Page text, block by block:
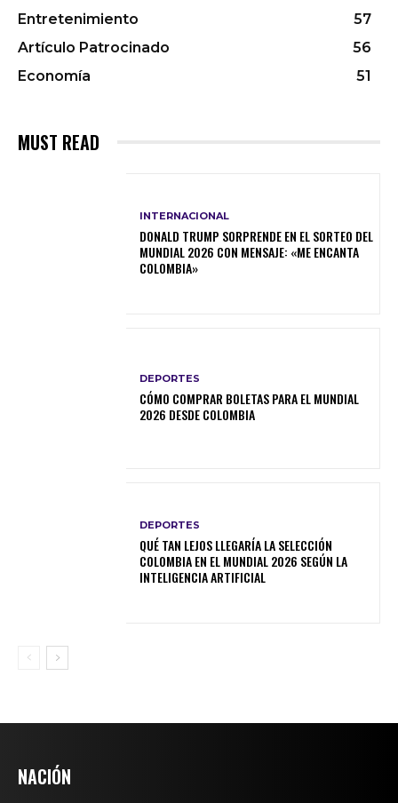
Entretenimiento
57
Artículo Patrocinado
56
Economía
51
MUST READ
INTERNACIONAL
DONALD TRUMP SORPRENDE EN EL SORTEO DEL
MUNDIAL 2026 CON MENSAJE: «ME ENCANTA
COLOMBIA»
DEPORTES
CÓMO COMPRAR BOLETAS PARA EL MUNDIAL
2026 DESDE COLOMBIA
DEPORTES
QUÉ TAN LEJOS LLEGARÍA LA SELECCIÓN
COLOMBIA EN EL MUNDIAL 2026 SEGÚN LA
INTELIGENCIA ARTIFICIAL
NACIÓN